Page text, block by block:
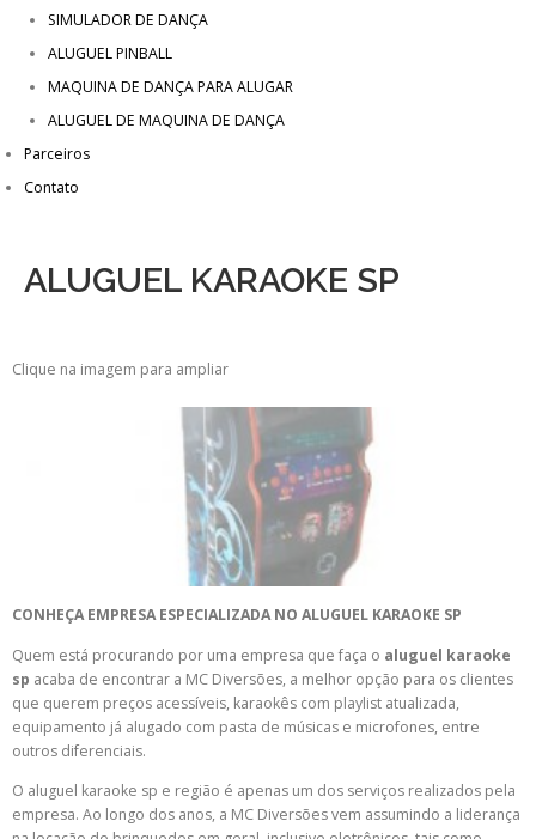
SIMULADOR DE DANÇA
ALUGUEL PINBALL
MAQUINA DE DANÇA PARA ALUGAR
ALUGUEL DE MAQUINA DE DANÇA
Parceiros
Contato
ALUGUEL KARAOKE SP
Clique na imagem para ampliar
CONHEÇA EMPRESA ESPECIALIZADA NO ALUGUEL KARAOKE SP
Quem está procurando por uma empresa que faça o aluguel karaoke
sp acaba de encontrar a MC Diversões, a melhor opção para os clientes
que querem preços acessíveis, karaokês com playlist atualizada,
equipamento já alugado com pasta de músicas e microfones, entre
outros diferenciais.
O aluguel karaoke sp e região é apenas um dos serviços realizados pela
empresa. Ao longo dos anos, a MC Diversões vem assumindo a liderança